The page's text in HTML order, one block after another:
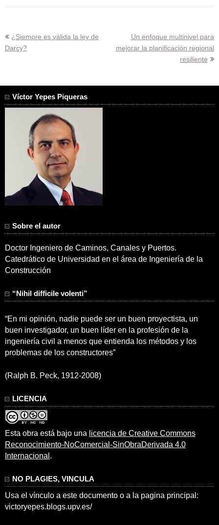
Navegación
de
¿Siempre es válida la ley de
Darcy?
Un enfoque multinivel para
mejorar la planificación regional
resiliente
Víctor Yepes Piqueras
Sobre el autor
Doctor Ingeniero de Caminos, Canales y Puertos.
Catedrático de Universidad en el área de Ingeniería de la
Construcción
“Nihil difficile volenti”
“En mi opinión, nadie puede ser un buen proyectista, un
buen investigador, un buen líder en la profesión de la
ingeniería civil a menos que entienda los métodos y los
problemas de los constructores”
(Ralph B. Peck, 1912-2008)
LICENCIA
Esta obra está bajo una licencia de Creative Commons
Reconocimiento-NoComercial-SinObraDerivada 4.0
Internacional .
NO PLAGIES, VINCULA
Usa el vínculo a este documento o a la pagina principal:
victoryepes.blogs.upv.es/